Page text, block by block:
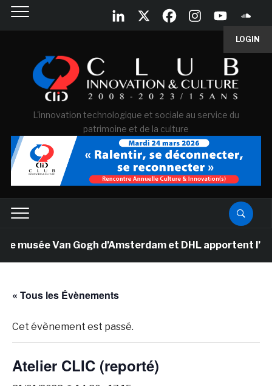
LOGIN
L'innovation technologique et sociale au service du
patrimoine et de la culture
musée Van Gogh d’Amsterdam et DHL apportent
« Tous les Évènements
Cet évènement est passé.
Atelier CLIC (reporté)